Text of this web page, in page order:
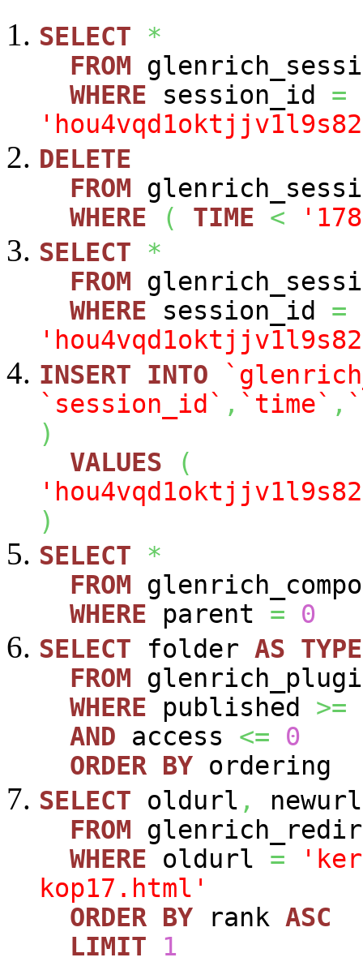
SELECT
*
FROM
WHERE session_id =
DELETE
FROM
WHERE
( TIME <
SELECT
*
FROM
WHERE session_id =
INSERT
INTO
`session_id` , `time` ,
)
VALUES
(
)
SELECT
*
FROM
WHERE parent =
0
SELECT folder AS TYPE
FROM
WHERE published >=
AND access <=
0
ORDER BY ordering
SELECT oldurl ,
newurl
FROM
WHERE oldurl =
kop17.html'
ORDER BY rank ASC
LIMIT
1